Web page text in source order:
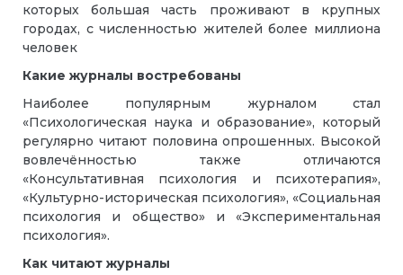
которых большая часть проживают в крупных
городах, с численностью жителей более миллиона
человек
Какие журналы востребованы
Наиболее популярным журналом стал
«Психологическая наука и образование», который
регулярно читают половина опрошенных. Высокой
вовлечённостью также отличаются
«Консультативная психология и психотерапия»,
«Культурно-историческая психология», «Социальная
психология и общество» и «Экспериментальная
психология».
Как читают журналы